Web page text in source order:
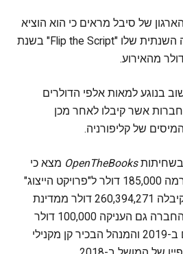
של סיבל מראים כי הוא הוציא
216,274 דולר על הגאלה השנתית שלו "Flip the Script" בשנת
בנוגע למאות אלפי הדולרים
אשר קיבלו לאחר מכן
של קליפורניה.
OpenTheBooks מצא כי
חברת הטלקום AT&T תרמה 185,000 דולר ל"פרויקט הייצוג"
משנת 2017 עד 2020, וקיבלה 260,394,271 דולר ממדינת
קליפורניה בשנת 2021. החברה גם העניקה 100,000 דולר
לקרן ההשבעה של ניוסם ב-2019 והמנהל הבכיר קן מקנילי